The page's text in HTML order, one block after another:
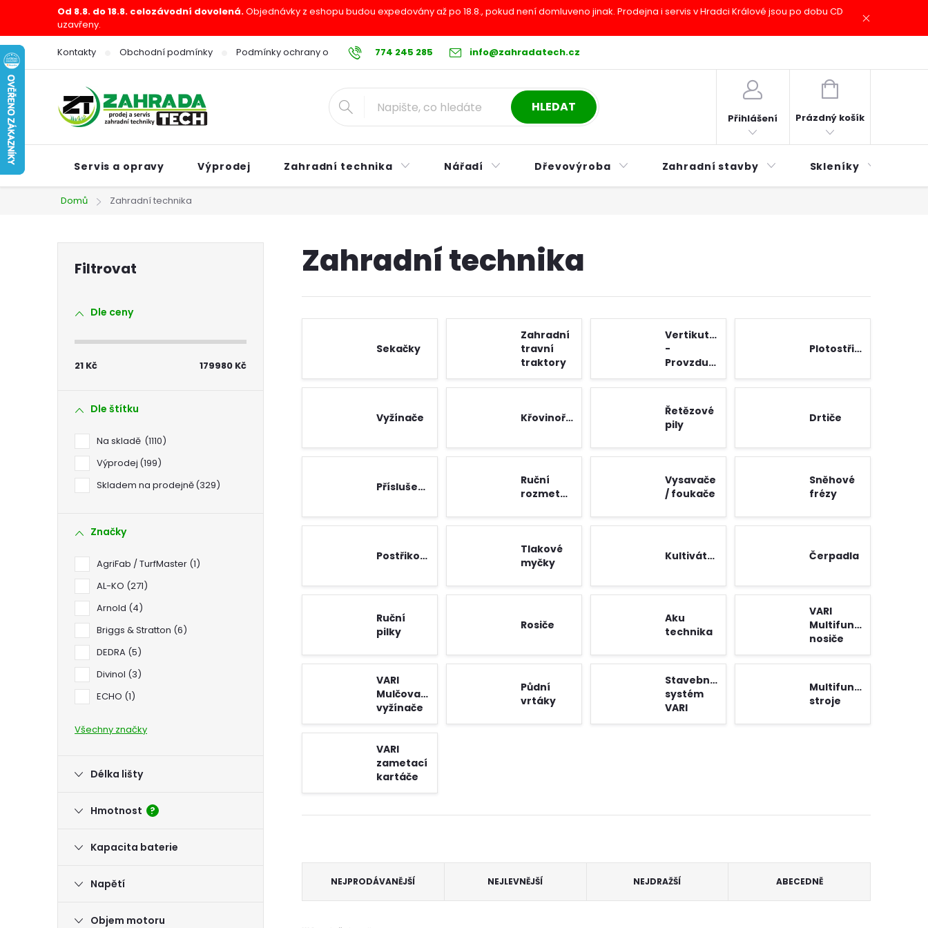
obsah
Od 8.8. do 18.8. celozávodní dovolená.Objednávky z eshopu budou expedovány až po 18.8., pokud není domluveno jinak. Prodejna i servis v Hradci Králové jsou po dobu CD
uzavřeny.
774 245 285 info@zahradatech.cz
Kontakty Obchodní podmínky Podmínky ochrany osobních údajů Reklamační řád Postup při nákupu na splátky ESSOX
HLEDAT
Přihlášení
NÁKUPNÍ
Prázdný košík
Servis a opravy Výprodej Zahradní technika Nářadí Dřevovýroba Zahradní stavby Skleníky
Domů Zahradní technika
Dle ceny
21 Kč 179980 Kč
Dle štítku
Na skladě 1110
Výprodej 199
Skladem na prodejně 329
Značky
AgriFab / TurfMaster 1
AL-KO 271
Arnold 4
Briggs & Stratton 6
DEDRA 5
Divinol 3
ECHO 1
Všechny značky
Délka lišty
Hmotnost ?
Kapacita baterie
Napětí
Objem motoru
Zahradní technika
Sekačky
Zahradní
travní
traktory
Vertikutátory
-
Provzdušňovače
Plotostřihy
Vyžínače Křovinořezy
Řetězové
pily
Drtiče
Příslušenství
Ruční
rozmetadla
Vysavače
/ foukače
Sněhové
frézy
Postřikovače
Tlakové
myčky
Kultivátory Čerpadla
Ruční
pilky
Rosiče
Aku
technika
VARI
Multifunkční
nosiče
VARI
Mulčovače,
vyžínače
Půdní
vrtáky
Stavebnicový
systém
VARI
Multifunkční
stroje
VARI
zametací
kartáče
a
NEJPRODÁVANĚJŠÍ NEJLEVNĚJŠÍ NEJDRAŽŠÍ ABECEDNĚ